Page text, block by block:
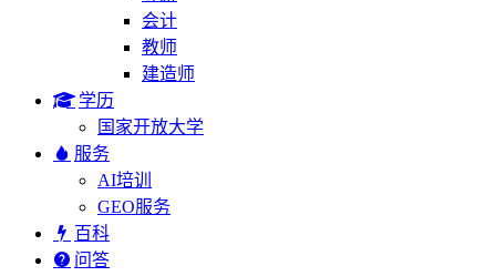
会计
教师
建造师
学历
国家开放大学
服务
AI培训
GEO服务
百科
问答